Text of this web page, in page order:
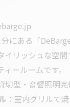
にある「
イリッシュな空
ールームです。
切型・音響照明
：室内グリルで